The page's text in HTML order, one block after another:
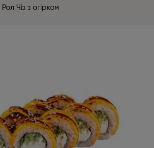
Рол Чіз з огірком